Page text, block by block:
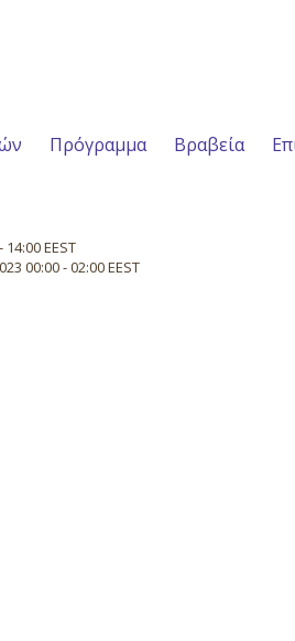
Πρόγραμμα Βραβεία
EEST
00:00 - 02:00 EEST